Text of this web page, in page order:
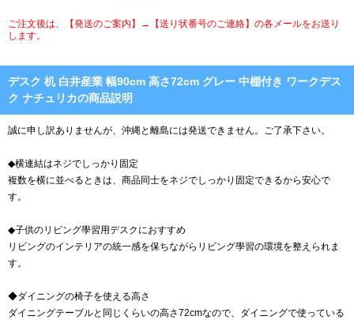
ご注文後は、【発送のご案内】→【送り状番号のご連絡】の各メールをお送り
します。
デスク 机 白井産業 幅90cm 高さ72cm グレー 中棚付き ワークデス
ク ナチュリカの商品説明
誠に申し訳ありませんが、沖縄と離島には発送できません。ご了承下さい。
◆横連結はネジでしっかり固定
複数を横に並べるときは、商品同士をネジでしっかり固定できるから安心で
す。
◆子供のリビング學習用デスクにおすすめ
リビングのインテリアの統一感を保ちながらリビング學習の環境を整えられま
す。
◆ダイニングの椅子を使える高さ
ダイニングテーブルと同じくらいの高さ72cmなので、ダイニングで使っている